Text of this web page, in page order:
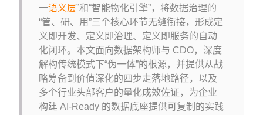
一语义层”和“智能物化引擎”，将数据治理的
“管、研、用”三个核心环节无缝衔接，形成定
义即开发、定义即治理、定义即服务的自动
化闭环。本文面向数据架构师与 CDO，深度
解构传统模式下“伪一体”的根源，并提供从战
略筹备到价值深化的四步走落地路径，以及
多个行业头部客户的量化成效佐证，为企业
构建 AI-Ready 的数据底座提供可复制的实践